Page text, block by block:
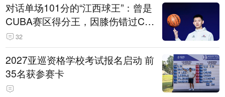
对话单场101分的“江西球王”：曾是
CUBA赛区得分王，因膝伤错过CB
A选秀
32
2027亚巡资格学校考试报名启动 前
35名获参赛卡